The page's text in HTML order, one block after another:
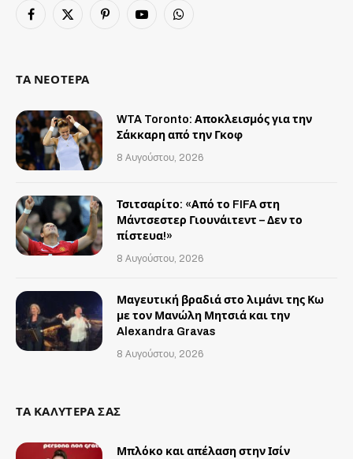
Facebook
X
PinterestYouTubeWhatsApp
ΤΑ ΝΕΟΤΕΡΑ
WTA Toronto: Αποκλεισμός για την
Σάκκαρη από την Γκοφ
8 Αυγούστου, 2026
Τσιτσαρίτο: «Από το FIFA στη
Μάντσεστερ Γιουνάιτεντ – Δεν το
πίστευα!»
8 Αυγούστου, 2026
Μαγευτική βραδιά στο λιμάνι της Κω
με τον Μανώλη Μητσιά και την
Alexandra Gravas
8 Αυγούστου, 2026
ΤΑ ΚΑΛΥΤΕΡΑ ΣΑΣ
Μπλόκο και απέλαση στην Ισίν